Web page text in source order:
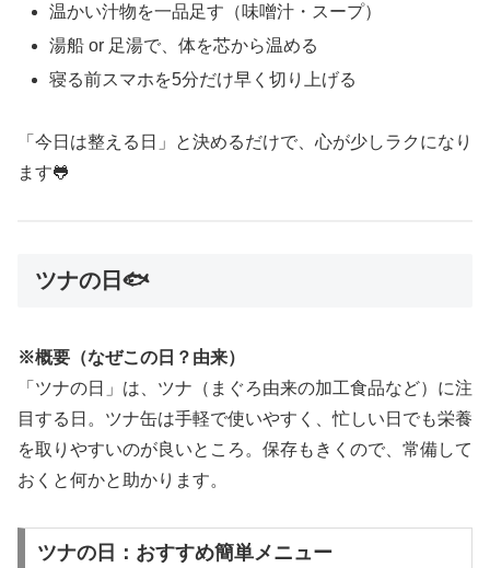
温かい汁物を一品足す（味噌汁・スープ）
湯船 or 足湯で、体を芯から温める
寝る前スマホを5分だけ早く切り上げる
「今日は整える日」と決めるだけで、心が少しラクになり
ます🐸
ツナの日🐟
※概要（なぜこの日？由来）
「ツナの日」は、ツナ（まぐろ由来の加工食品など）に注
目する日。ツナ缶は手軽で使いやすく、忙しい日でも栄養
を取りやすいのが良いところ。保存もきくので、常備して
おくと何かと助かります。
ツナの日：おすすめ簡単メニュー